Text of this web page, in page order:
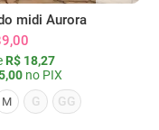
midi Aurora
R$ 18,27
no PIX
M G GG